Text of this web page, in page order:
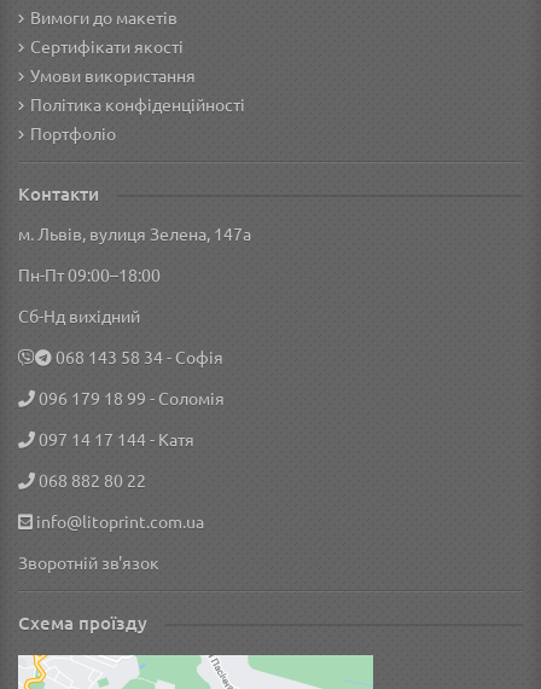
Вимоги до макетів
Сертифікати якості
Умови використання
Політика конфіденційності
Портфоліо
Контакти
м. Львів, вулиця Зелена, 147а
Пн-Пт 09:00–18:00
Сб-Нд вихідний
‎068 143 58 34- Софія
096 179 18 99 - Соломія
097 14 17 144- Катя
068 882 80 22
info@litoprint.com.ua
Зворотній зв'язок
Схема проїзду